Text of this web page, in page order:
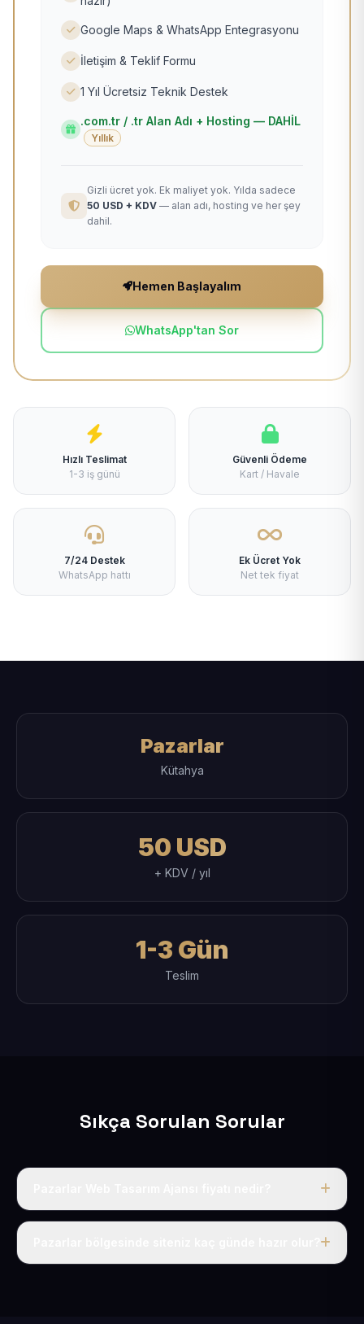
Google Maps & WhatsApp Entegrasyonu
İletişim & Teklif Formu
1 Yıl Ücretsiz Teknik Destek
.com.tr / .tr Alan Adı + Hosting — DAHİL
Yıllık
Gizli ücret yok. Ek maliyet yok. Yılda sadece
50 USD + KDV — alan adı, hosting ve her şey
dahil.
Hemen Başlayalım
WhatsApp'tan Sor
Hızlı Teslimat
1-3 iş günü
Güvenli Ödeme
Kart / Havale
7/24 Destek
WhatsApp hattı
Ek Ücret Yok
Net tek fiyat
Pazarlar
Kütahya
50 USD
+ KDV / yıl
1-3 Gün
Teslim
Sıkça Sorulan Sorular
Tek fiyat uygulanır: yıllık 50 USD + KDV. Bu bedele alan